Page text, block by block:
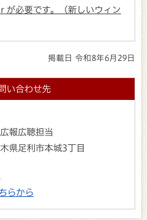
が必要です。（新しいウィン
掲載日 令和8年6月29日
い合わせ先
報広聴担当
県足利市本城3丁目
らから